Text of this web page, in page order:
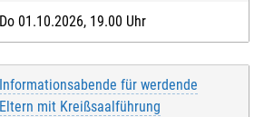
Do 01.10.2026, 19.00 Uhr
Informationsabende für werdende
Eltern mit Kreißsaalführung